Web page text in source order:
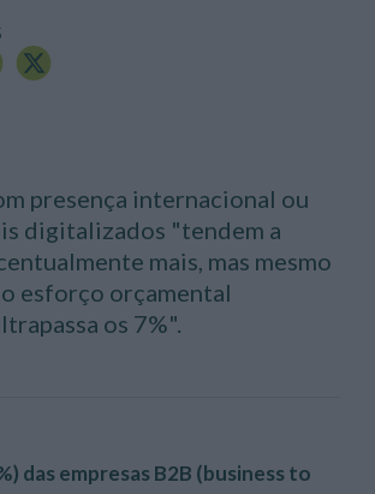
presença internacional ou
digitalizados "tendem a
mais, mas mesmo
esforço orçamental
os 7%".
das empresas B2B (business to